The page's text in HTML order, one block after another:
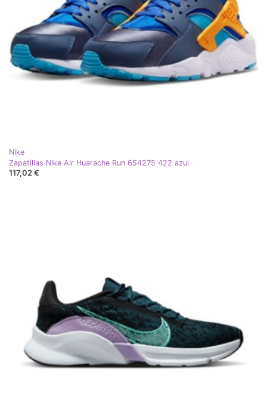
Nike
Zapatillas Nike Air Huarache Run 654275 422 azul
117,02 €